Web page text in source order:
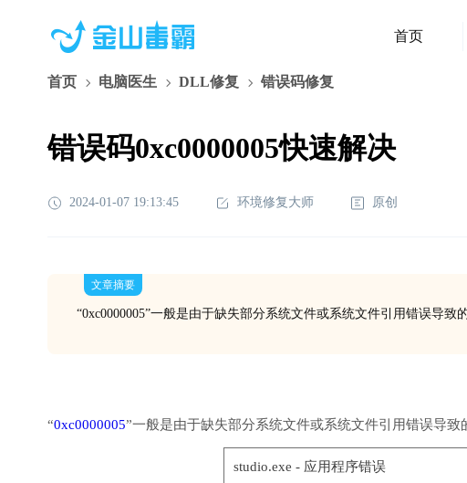
首页
首页 电脑医生 DLL修复 错误码修复
错误码0xc0000005快速解决
2024-01-07 19:13:45 环境修复大师 原创
文章摘要
“0xc0000005”一般是由于缺失部分系统文件或系统文件引用错误导
“0xc0000005”一般是由于缺失部分系统文件或系统文件引用错误导
studio.exe - 应用程序错误